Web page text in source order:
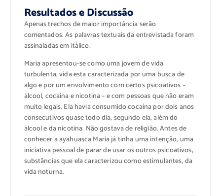
Resultados e Discussão
Apenas trechos de maior importância serão
comentados. As palavras textuais da entrevistada foram
assinaladas em itálico.
Maria apresentou-se como uma jovem de vida
turbulenta, vida esta caracterizada por uma busca de
algo e por um envolvimento com certos psicoativos –
álcool, cocaína e nicotina – e com pessoas que não eram
muito legais. Ela havia consumido cocaína por dois anos
consecutivos quase todo dia, segundo ela, além do
álcool e da nicotina. Não gostava de religião. Antes de
conhecer a ayahuasca Maria já tinha uma intenção, uma
iniciativa pessoal de parar de usar os outros psicoativos,
substâncias que ela caracterizou como estimulantes, da
vida noturna.